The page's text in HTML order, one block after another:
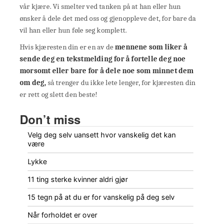
vår kjære. Vi smelter ved tanken på at han eller hun
ønsker å dele det med oss og gjenoppleve det, for bare da
vil han eller hun føle seg komplett.
Hvis kjæresten din er en av demennene som liker å
sende deg en tekstmelding for å fortelle deg noe
morsomt eller bare for å dele noe som minnet dem
om deg, så trenger du ikke lete lenger, for kjæresten din
er rett og slett den beste!
Don’t miss
Velg deg selv uansett hvor vanskelig det kan
være
Lykke
11 ting sterke kvinner aldri gjør
15 tegn på at du er for vanskelig på deg selv
Når forholdet er over